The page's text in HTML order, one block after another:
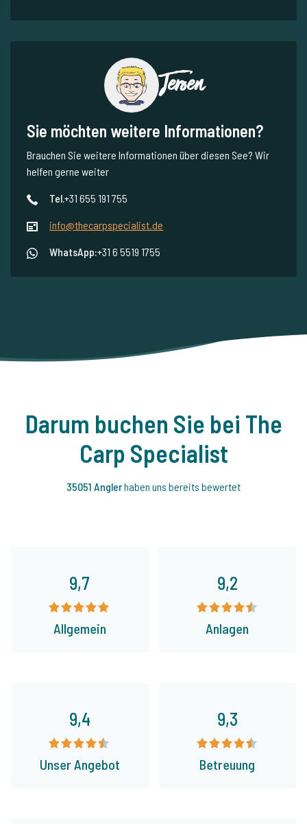
Jeroen
Sie möchten weitere Informationen?
Brauchen Sie weitere Informationen über diesen See? Wir
helfen gerne weiter
Tel.+31 655 191 755
info@thecarpspecialist.de
WhatsApp:+31 6 5519 1755
Darum buchen Sie bei The
Carp Specialist
35051 Anglerhaben uns bereits bewertet
9,7
Allgemein
9,2
Anlagen
9,4
Unser Angebot
9,3
Betreuung